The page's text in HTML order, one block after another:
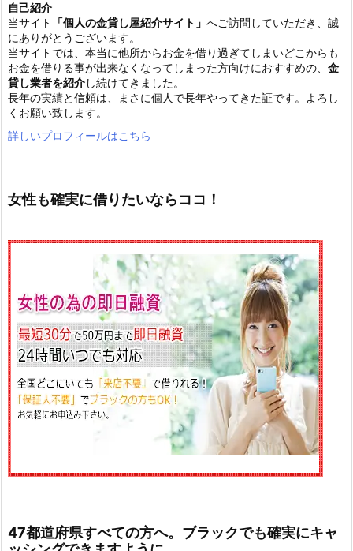
自己紹介
当サイト
「個人の金貸し屋紹介サイト」 へご訪問していただき、誠
にありがとうございます。
当サイトでは、本当に他所からお金を借り過ぎてしまいどこからも
お金を借りる事が出来なくなってしまった方向けにおすすめの、 金
貸し業者を紹介し続けてきました。
長年の実績と信頼は、まさに個人で長年やってきた証です。よろし
くお願い致します。
詳しいプロフィールはこちら
女性も確実に借りたいならココ！
47都道府県すべての方へ。ブラックでも確実にキャ